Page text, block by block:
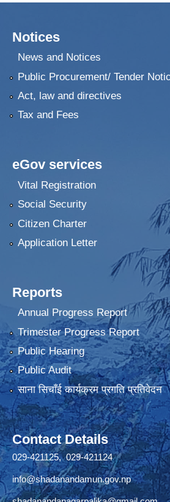
Notices
News and Notices
Public Procurement/ Tender
Act, law and directives
Tax and Fees
eGov services
Vital Registration
Social Security
Citizen Charter
Application Letter
Reports
Annual Progress Report
Trimester Progress Report
Public Hearing
Public Audit
साना सिचाँई कार्यक्रम प्रगति प्रतिवेदन
Contact Details
029-421125, 029-421124
info@shadanandamun.gov.np